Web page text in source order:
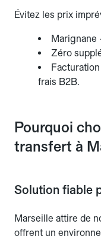
Évitez les prix
Marignane
Zéro
frais B2B.
Pourquoi
transfert à
Solution fiable
Marseille attire de
offrent un